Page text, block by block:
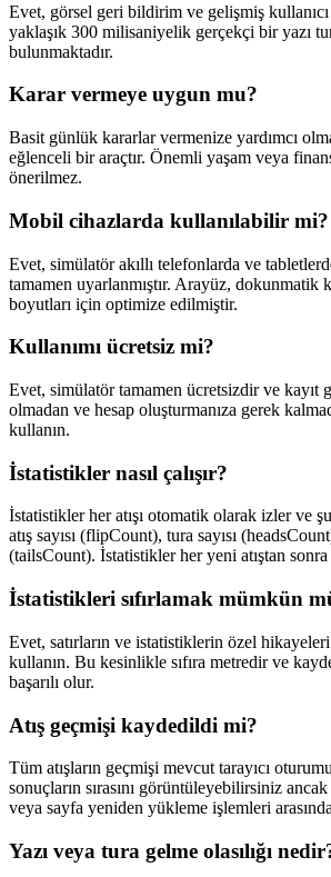
Evet, görsel geri bildirim ve gelişmiş
yaklaşık 300 milisaniyelik gerçekçi bir yazı
bulunmaktadır.
Karar vermeye uygun mu?
Basit günlük kararlar vermenize yardımcı
eğlenceli bir araçtır. Önemli yaşam veya
önerilmez.
Mobil cihazlarda kullanılabilir mi?
Evet, simülatör akıllı telefonlarda ve
tamamen uyarlanmıştır. Arayüz, dokunmatik
boyutları için optimize edilmiştir.
Kullanımı ücretsiz mi?
Evet, simülatör tamamen ücretsizdir ve kayıt
olmadan ve hesap oluşturmanıza gerek
kullanın.
İstatistikler nasıl çalışır?
İstatistikler her atışı otomatik olarak izler ve
atış sayısı (flipCount), tura sayısı
(tailsCount). İstatistikler her yeni atıştan
İstatistikleri sıfırlamak mümkün
Evet, satırların ve istatistiklerin özel
kullanın. Bu kesinlikle sıfıra metredir ve
başarılı olur.
Atış geçmişi kaydedildi mi?
Tüm atışların geçmişi mevcut tarayıcı
sonuçların sırasını görüntüleyebilirsiniz
veya sayfa yeniden yükleme işlemleri
Yazı veya tura gelme olasılığı